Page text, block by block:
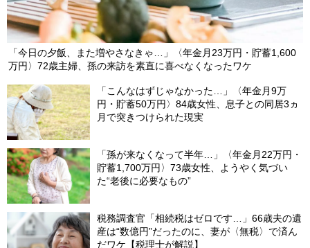
「今日の夕飯、また増やさなきゃ…」〈年金月23万円・貯蓄1,600
万円〉72歳主婦、孫の来訪を素直に喜べなくなったワケ
「こんなはずじゃなかった…」〈年金月9万
円・貯蓄50万円〉84歳女性、息子との同居3ヵ
月で突きつけられた現実
「孫が来なくなって半年…」〈年金月22万円・
貯蓄1,700万円〉73歳女性、ようやく気づい
た“老後に必要なもの”
税務調査官「相続税はゼロです…」66歳夫の遺
産は“数億円”だったのに、妻が〈無税〉で済ん
だワケ【税理士が解説】